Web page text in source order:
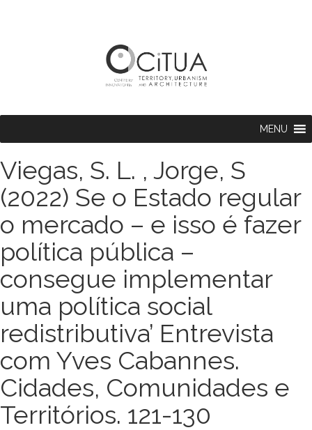
MENU
Viegas, S. L. , Jorge, S
(2022) Se o Estado regular
o mercado – e isso é fazer
política pública –
consegue implementar
uma política social
redistributiva’ Entrevista
com Yves Cabannes.
Cidades, Comunidades e
Territórios. 121-130